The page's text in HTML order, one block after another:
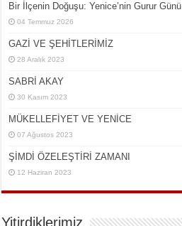
Bir İlçe­nin Do­ğu­şu: Ye­ni­ce’nin Gurur Günü
04 Temmuz 2026
GAZİ VE ŞEHİTLERİMİZ
28 Aralık 2023
SABRİ AKAY
30 Kasım 2023
MÜKELLEFİYET VE YENİCE
07 Ağustos 2023
ŞİMDİ ÖZELEŞTİRİ ZAMANI
12 Haziran 2023
Yitirdiklerimiz